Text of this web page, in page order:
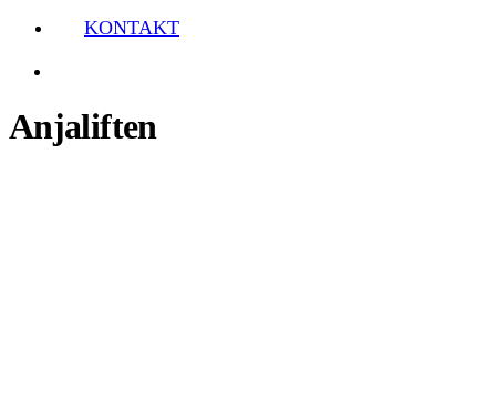
KONTAKT
Anjaliften